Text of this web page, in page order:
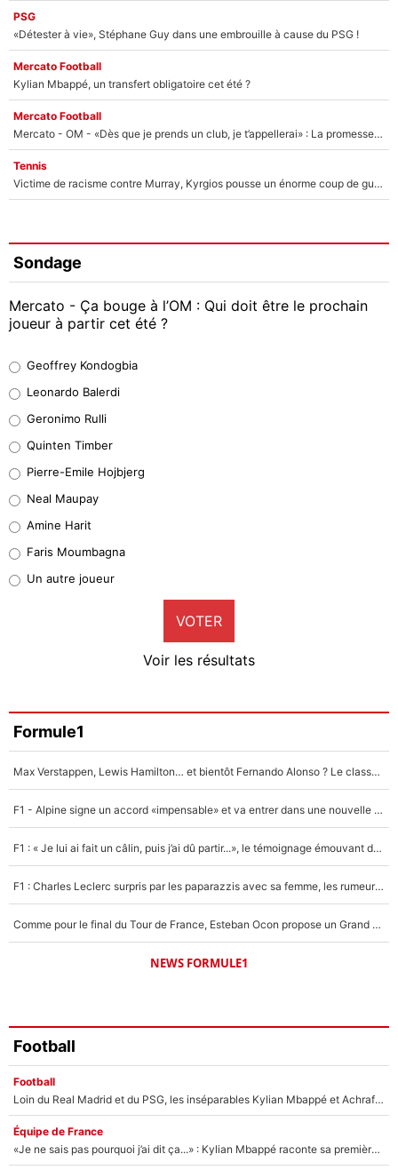
PSG
«Détester à vie», Stéphane Guy dans une embrouille à cause du PSG !
Mercato Football
Kylian Mbappé, un transfert obligatoire cet été ?
Mercato Football
Mercato - OM - «Dès que je prends un club, je t’appellerai» : La promesse de Marcelino au moment de claquer la porte
Tennis
Victime de racisme contre Murray, Kyrgios pousse un énorme coup de gueule !
Sondage
Mercato - Ça bouge à l’OM : Qui doit être le prochain
joueur à partir cet été ?
38%
32%
5%
1%
9%
Faris Moumbagna
4%
Un autre joueur
5%
Geoffrey Kondogbia
Leonardo Balerdi
Geronimo Rulli
Quinten Timber
Pierre-Emile Hojbjerg
Neal Maupay
Amine Harit
Faris Moumbagna
Un autre joueur
VOTER
Voir les résultats
Formule1
Max Verstappen, Lewis Hamilton… et bientôt Fernando Alonso ? Le classement des pilotes les mieux payés en Formule 1 risque de changer !
F1 - Alpine signe un accord «impensable» et va entrer dans une nouvelle dimension : Grande nouvelle pour Pierre Gasly !
F1 : « Je lui ai fait un câlin, puis j’ai dû partir...», le témoignage émouvant de Max Verstappen sur sa fille
F1 : Charles Leclerc surpris par les paparazzis avec sa femme, les rumeurs étaient vraies !
Comme pour le final du Tour de France, Esteban Ocon propose un Grand Prix de Formule 1 à Paris : «Autour de l’Arc de Triomphe, ce serait génial» !
NEWS FORMULE1
Football
Football
Loin du Real Madrid et du PSG, les inséparables Kylian Mbappé et Achraf Hakimi changent d'équipe le temps d'une journée !
Équipe de France
«Je ne sais pas pourquoi j’ai dit ça...» : Kylian Mbappé raconte sa première rencontre avec Zinédine Zidane (et c’est très drôle)